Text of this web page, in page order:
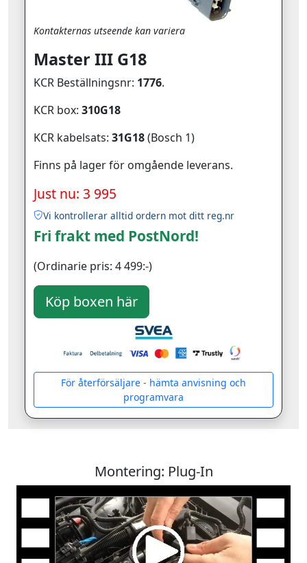
Kontakternas utseende kan variera
Master III G18
KCR Beställningsnr: 1776.
KCR box: 310G18
KCR kabelsats: 31G18(Bosch 1)
Finns på lager för omgående leverans.
Just nu: 3 995
Vi kontrollerar alltid ordern mot ditt reg.nr
Fri frakt med PostNord!
(Ordinarie pris: 4 499:-)
För återförsäljare - hämta anvisning och
programvara
Montering: Plug-In